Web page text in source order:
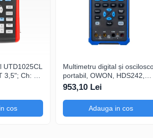
UTD1025CL
3,5"; Ch: 1;
cos
Multimetru digital și
portabil, OWON, HDS242,
200mV-1kV, 200mA-
953,10 Lei
Adauga in cos